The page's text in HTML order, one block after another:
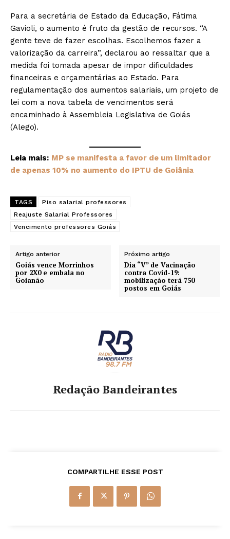
Para a secretária de Estado da Educação, Fátima
Gavioli, o aumento é fruto da gestão de recursos. “A
gente teve de fazer escolhas. Escolhemos fazer a
valorização da carreira”, declarou ao ressaltar que a
medida foi tomada apesar de impor dificuldades
financeiras e orçamentárias ao Estado. Para
regulamentação dos aumentos salariais, um projeto de
lei com a nova tabela de vencimentos será
encaminhado à Assembleia Legislativa de Goiás
(Alego).
Leia mais: MP se manifesta a favor de um limitador
de apenas 10% no aumento do IPTU de Goiânia
TAGS
Piso salarial professores
Reajuste Salarial Professores
Vencimento professores Goiás
Artigo anterior
Goiás vence Morrinhos
por 2X0 e embala no
Goianão
Próximo artigo
Dia “V” de Vacinação
contra Covid-19:
mobilização terá 750
postos em Goiás
Redação Bandeirantes
COMPARTILHE ESSE POST